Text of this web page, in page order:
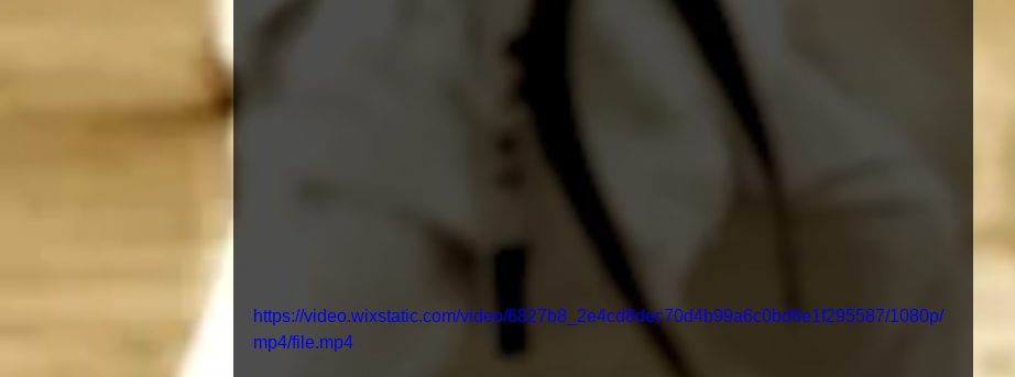
https://video.wixstatic.com/video/6827b8_2e4cd8dec70d4b99a6c0bd6e1f295587/1080p/
mp4/file.mp4